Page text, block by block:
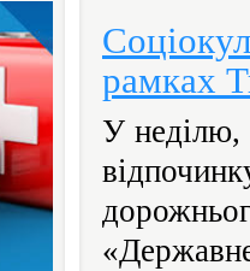
рамках
У неділю,